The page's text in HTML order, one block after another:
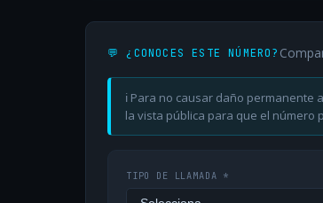
💬 ¿CONOCES ESTE NÚMERO?
ℹ️ Para no causar daño permanente
la vista pública para que el
TIPO DE LLAMADA *